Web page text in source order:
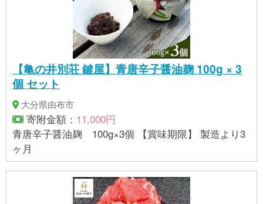
【亀の井別荘 鍵屋】青唐辛子醤油麹 100g × 3
個 セット
大分県由布市
寄附金額： 11,000円
青唐辛子醤油麹 100g×3個 【賞味期限】 製造より3
ヶ月